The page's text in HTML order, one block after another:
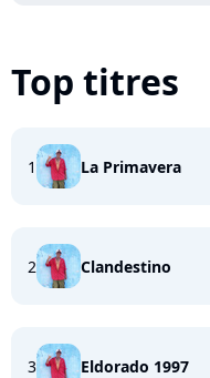
Top titres
1 La Primavera
2 Clandestino
3 Eldorado 1997